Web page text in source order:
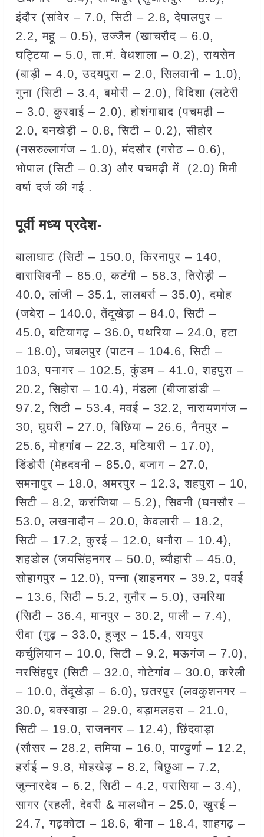
इंदौर (सांवेर – 7.0, सिटी – 2.8, देपालपुर –
2.2, महू – 0.5), उज्जैन (खाचरौद – 6.0,
घट्टिया – 5.0, ता.मं. वेधशाला – 0.2), रायसेन
(बाड़ी – 4.0, उदयपुरा – 2.0, सिलवानी – 1.0),
गुना (सिटी – 3.4, बमोरी – 2.0), विदिशा (लटेरी
– 3.0, कुरवाई – 2.0), होशंगाबाद (पचमढ़ी –
2.0, बनखेड़ी – 0.8, सिटी – 0.2), सीहोर
(नसरुल्लागंज – 1.0), मंदसौर (गरोठ – 0.6),
भोपाल (सिटी – 0.3) और पचमढ़ी में (2.0) मिमी
वर्षा दर्ज की गई .
पूर्वी मध्य प्रदेश-
बालाघाट (सिटी – 150.0, किरनापुर – 140,
वारासिवनी – 85.0, कटंगी – 58.3, तिरोड़ी –
40.0, लांजी – 35.1, लालबर्रा – 35.0), दमोह
(जबेरा – 140.0, तेंदूखेड़ा – 84.0, सिटी –
45.0, बटियागढ़ – 36.0, पथरिया – 24.0, हटा
– 18.0), जबलपुर (पाटन – 104.6, सिटी –
103, पनागर – 102.5, कुंडम – 41.0, शहपुरा –
20.2, सिहोरा – 10.4), मंडला (बीजाडांडी –
97.2, सिटी – 53.4, मवई – 32.2, नारायणगंज –
30, घुघरी – 27.0, बिछिया – 26.6, नैनपुर –
25.6, मोहगांव – 22.3, मटियारी – 17.0),
डिंडोरी (मेहदवनी – 85.0, बजाग – 27.0,
समनापुर – 18.0, अमरपुर – 12.3, शहपुरा – 10,
सिटी – 8.2, करांजिया – 5.2), सिवनी (घनसौर –
53.0, लखनादौन – 20.0, केवलारी – 18.2,
सिटी – 17.2, कुरई – 12.0, धनौरा – 10.4),
शहडोल (जयसिंहनगर – 50.0, ब्यौहारी – 45.0,
सोहागपुर – 12.0), पन्ना (शाहनगर – 39.2, पवई
– 13.6, सिटी – 5.2, गुनौर – 5.0), उमरिया
(सिटी – 36.4, मानपुर – 30.2, पाली – 7.4),
रीवा (गुढ़ – 33.0, हुजूर – 15.4, रायपुर
कर्चुलियान – 10.0, सिटी – 9.2, मऊगंज – 7.0),
नरसिंहपुर (सिटी – 32.0, गोटेगांव – 30.0, करेली
– 10.0, तेंदूखेड़ा – 6.0), छतरपुर (लवकुशनगर –
30.0, बक्स्वाहा – 29.0, बड़ामलहरा – 21.0,
सिटी – 19.0, राजनगर – 12.4), छिंदवाड़ा
(सौसर – 28.2, तमिया – 16.0, पाण्ढुर्णा – 12.2,
हर्राई – 9.8, मोहखेड़ – 8.2, बिछुआ – 7.2,
जुन्नारदेव – 6.2, सिटी – 4.2, परासिया – 3.4),
सागर (रहली, देवरी & मालथौन – 25.0, खुरई –
24.7, गढ़कोटा – 18.6, बीना – 18.4, शाहगढ़ –